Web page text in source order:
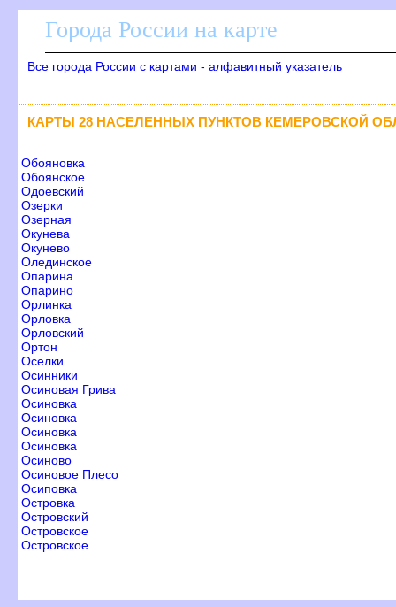
Города России на карте
се города России с картами - алфавитный указатель
КАРТЫ 28 НАСЕЛЕННЫХ ПУНКТОВ КЕМЕРОВСКОЙ
Обояновка
Обоянское
Одоевский
Озерки
Озерная
Окунева
Окунево
Олединское
Опарина
Опарино
Орлинка
Орловка
Орловский
Ортон
Оселки
Осинники
Осиновая Грива
Осиновка
Осиновка
Осиновка
Осиновка
Осиново
Осиновое Плесо
Осиповка
Островка
Островский
Островское
Островское